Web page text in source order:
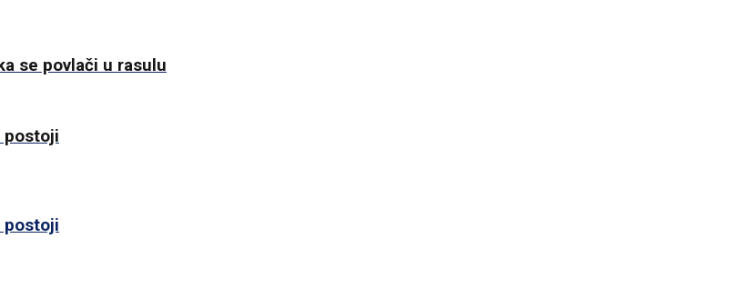
se povlači u rasulu
postoji
postoji